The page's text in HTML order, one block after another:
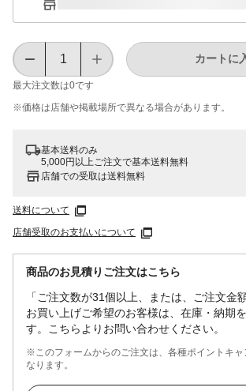
最大注文数は0です
カートに
※価格は​店舗や​掲載場所で​異なる​場合が​あります。
基本送料のみ
5,000円以上ご注文で基本送料無料
店舗での受取は送料無料
送料について
店舗受取のお支払いについて
商品のお見積りご注文はこちら
「ご注文数が31個以上、または、ご注文金
お買い上げご希望のお客様は、在庫・納期
す。こちらよりお問い合わせください。
※このフォームからのご注文は、各種ポイントキャ
なります。